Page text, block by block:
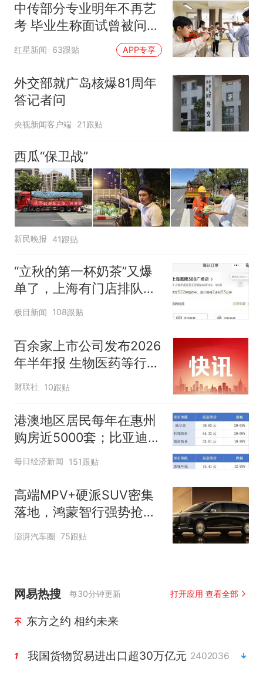
中传部分专业明年不再艺
考 毕业生称面试曾被问
“如何策划晚会” 专家：遏
制“艺考捷径化”
红星新闻 63跟贴 APP专享
外交部就广岛核爆81周年
答记者问
央视新闻客户端 21跟贴
西瓜“保卫战”
新民晚报 41跟贴
“立秋的第一杯奶茶”又爆
单了，上海有门店排队超
500杯，店员：今天奶茶
时
极目新闻 108跟贴
百余家上市公司发布2026
年半年报 生物医药等行业
现亮点
财联社 10跟贴
港澳地区居民每年在惠州
购房近5000套；比亚迪销
量跻身全球车企第六丨大
湾区财经早参
每日经济新闻 151跟贴
高端MPV+硬派SUV密集
落地，鸿蒙智行强势抢占
自主高端市场制高点
澎湃汽车圈 75跟贴
网易热搜 每30分钟更新 打开应用 查看全部
东方之约 相约未来
1 我国货物贸易进出口超30万亿元 2402036